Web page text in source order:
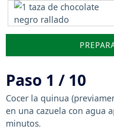
Paso 1 / 10
Cocer la quinua
en una cazuela con agua
minutos.